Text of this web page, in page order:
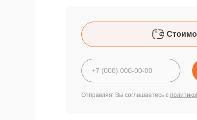
Отправляя, Вы соглашаетесь с